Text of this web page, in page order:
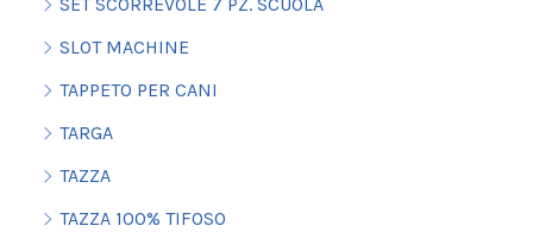
SLOT MACHINE
TAPPETO PER CANI
TARGA
TAZZA
TAZZA 100% TIFOSO